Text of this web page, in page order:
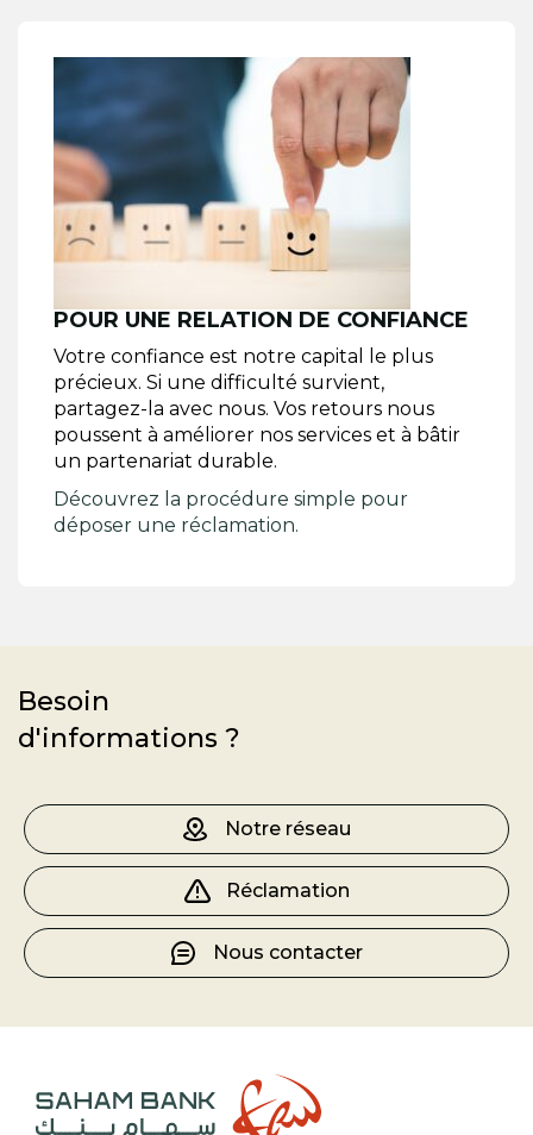
POUR UNE RELATION DE CONFIANCE
Votre confiance est notre capital le plus
précieux. Si une difficulté survient,
partagez-la avec nous. Vos retours nous
poussent à améliorer nos services et à bâtir
un partenariat durable.
Découvrez la procédure simple pour
déposer une réclamation.
Besoin
d'informations ?
Notre réseau
Réclamation
Nous contacter